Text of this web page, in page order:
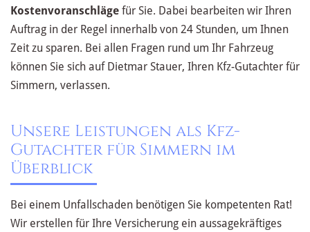
Kostenvoranschläge für Sie. Dabei bearbeiten wir Ihren
Auftrag in der Regel innerhalb von 24 Stunden, um Ihnen
Zeit zu sparen. Bei allen Fragen rund um Ihr Fahrzeug
können Sie sich auf Dietmar Stauer, Ihren Kfz-Gutachter für
Simmern, verlassen.
Unsere Leistungen als Kfz-
Gutachter für Simmern im
Überblick
Bei einem Unfallschaden benötigen Sie kompetenten Rat!
Wir erstellen für Ihre Versicherung ein aussagekräftiges